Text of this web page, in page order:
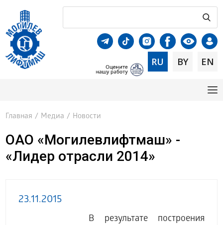
RU BY EN
Главная / Медиа / Новости
ОАО «Могилевлифтмаш» -
«Лидер отрасли 2014»
23.11.2015
В результате построения